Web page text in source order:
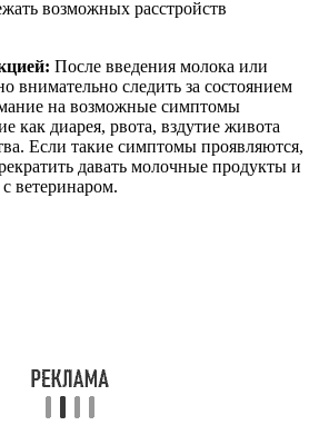
возможных расстройств
После введения молока или
внимательно следить за состоянием
на возможные симптомы
как диарея, рвота, вздутие живота
Если такие симптомы проявляются,
давать молочные продукты и
ветеринаром.